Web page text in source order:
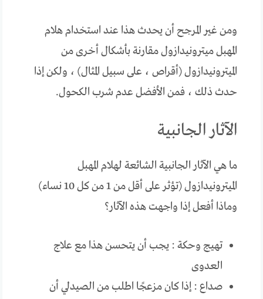
ومن غير المرجح أن يحدث هذا عند استخدام هلام
المهبل ميترونيدازول مقارنة بأشكال أخرى من
الميترونيدازول (أقراص ، على سبيل المثال) ، ولكن إذا
حدث ذلك ، فمن الأفضل عدم شرب الكحول.
الآثار الجانبية
ما هي الآثار الجانبية الشائعة لهلام المهبل
الميترونيدازول (تؤثر على أقل من 1 من كل 10 نساء)
وماذا أفعل إذا واجهت هذه الآثار؟
تهيج وحكة : يجب أن يتحسن هذا مع علاج
العدوى
صداع : إذا كان مزعجًا اطلب من الصيدلي أن